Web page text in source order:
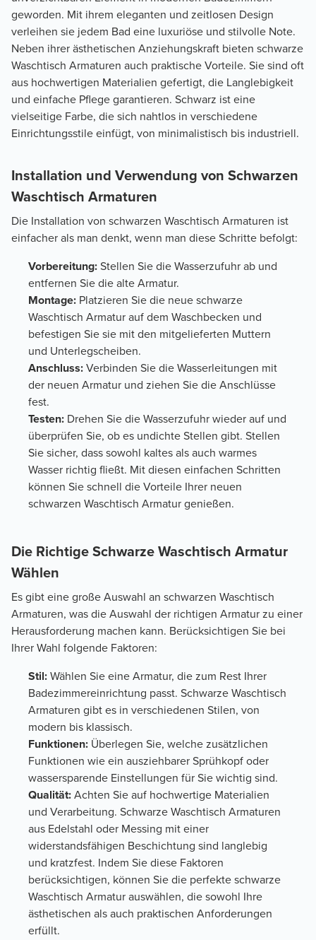
geworden. Mit ihrem eleganten und zeitlosen Design
verleihen sie jedem Bad eine luxuriöse und stilvolle Note.
Neben ihrer ästhetischen Anziehungskraft bieten schwarze
Waschtisch Armaturen auch praktische Vorteile. Sie sind oft
aus hochwertigen Materialien gefertigt, die Langlebigkeit
und einfache Pflege garantieren. Schwarz ist eine
vielseitige Farbe, die sich nahtlos in verschiedene
Einrichtungsstile einfügt, von minimalistisch bis industriell.
Installation und Verwendung von Schwarzen
Waschtisch Armaturen
Die Installation von schwarzen Waschtisch Armaturen ist
einfacher als man denkt, wenn man diese Schritte befolgt:
Vorbereitung:Stellen Sie die Wasserzufuhr ab und
entfernen Sie die alte Armatur.
Montage: Platzieren Sie die neue schwarze
Waschtisch Armatur auf dem Waschbecken und
befestigen Sie sie mit den mitgelieferten Muttern
und Unterlegscheiben.
Anschluss:Verbinden Sie die Wasserleitungen mit
der neuen Armatur und ziehen Sie die Anschlüsse
fest.
Testen: Drehen Sie die Wasserzufuhr wieder auf und
überprüfen Sie, ob es undichte Stellen gibt. Stellen
Sie sicher, dass sowohl kaltes als auch warmes
Wasser richtig fließt. Mit diesen einfachen Schritten
können Sie schnell die Vorteile Ihrer neuen
schwarzen Waschtisch Armatur genießen.
Die Richtige Schwarze Waschtisch Armatur
Wählen
Es gibt eine große Auswahl an schwarzen Waschtisch
Armaturen, was die Auswahl der richtigen Armatur zu einer
Herausforderung machen kann. Berücksichtigen Sie bei
Ihrer Wahl folgende Faktoren:
Stil:Wählen Sie eine Armatur, die zum Rest Ihrer
Badezimmereinrichtung passt. Schwarze Waschtisch
Armaturen gibt es in verschiedenen Stilen, von
modern bis klassisch.
Funktionen: Überlegen Sie, welche zusätzlichen
Funktionen wie ein ausziehbarer Sprühkopf oder
wassersparende Einstellungen für Sie wichtig sind.
Qualität:Achten Sie auf hochwertige Materialien
und Verarbeitung. Schwarze Waschtisch Armaturen
aus Edelstahl oder Messing mit einer
widerstandsfähigen Beschichtung sind langlebig
und kratzfest. Indem Sie diese Faktoren
berücksichtigen, können Sie die perfekte schwarze
Waschtisch Armatur auswählen, die sowohl Ihre
ästhetischen als auch praktischen Anforderungen
erfüllt.